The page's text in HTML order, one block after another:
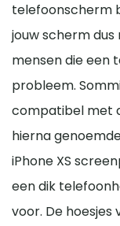
telefoonscherm
jouw scherm
mensen die een
probleem.
compatibel met
hierna
iPhone XS
een dik
voor. De hoesjes